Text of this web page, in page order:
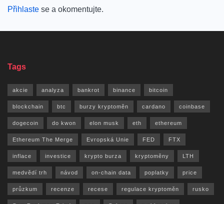
Přihlaste se a okomentujte.
Tags
akcie analyza bankrot binance bitcoin
blockchain btc burzy kryptoměn cardano coinbase
dogecoin do kwon elon musk eth ethereum
Ethereum The Merge Evropská Unie FED FTX
inflace investice krypto burza kryptoměny LTH
medvědí trh návod on-chain data poplatky price
průzkum recenze recese regulace kryptoměn rusko